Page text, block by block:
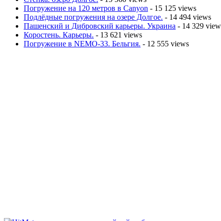
Погружение на 120 метров в Canyon - 15 125 views
Подлёдные погружения на озере Долгое. - 14 494 views
Пашенский и Дибровский карьеры. Украина - 14 329
Коростень. Карьеры. - 13 621 views
Погружение в NEMO-33. Бельгия. - 12 555 views